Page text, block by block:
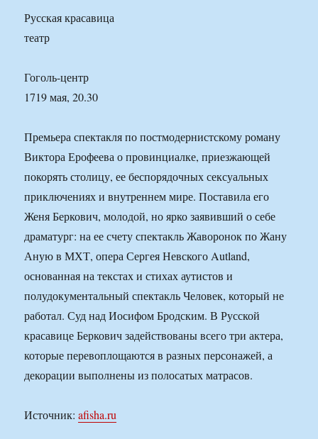
Русская красавица
театр
Гоголь-центр
1719 мая, 20.30
Премьера спектакля по постмодернистскому роману
Виктора Ерофеева о провинциалке, приезжающей
покорять столицу, ее беспорядочных сексуальных
приключениях и внутреннем мире. Поставила его
Женя Беркович, молодой, но ярко заявивший о себе
драматург: на ее счету спектакль Жаворонок по Жану
Аную в МХТ, опера Сергея Невского Autland,
основанная на текстах и стихах аутистов и
полудокументальный спектакль Человек, который не
работал. Суд над Иосифом Бродским. В Русской
красавице Беркович задействованы всего три актера,
которые перевоплощаются в разных персонажей, а
декорации выполнены из полосатых матрасов.
Источник:afisha.ru